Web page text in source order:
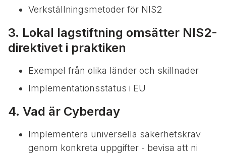
Verkställningsmetoder för NIS2
3. Lokal lagstiftning omsätter NIS2-
direktivet i praktiken
Exempel från olika länder och skillnader
Implementationsstatus i EU
4. Vad är Cyberday
Implementera universella säkerhetskrav
genom konkreta uppgifter - bevisa att ni